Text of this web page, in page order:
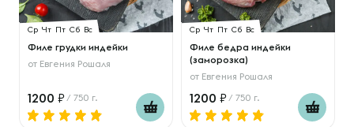
Ср Чт Пт Сб Вс
Филе грудки индейки
от Евгения Рошаля
1200 / 750 г.
Ср Чт Пт Сб Вс
Филе бедра индейки
(заморозка)
от Евгения Рошаля
1200 / 750 г.